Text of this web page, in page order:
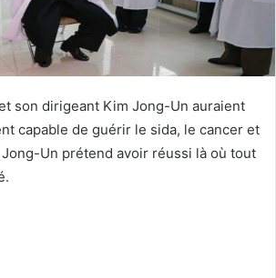
son dirigeant Kim Jong-Un auraient
capable de guérir le sida, le cancer et
Un prétend avoir réussi là où tout